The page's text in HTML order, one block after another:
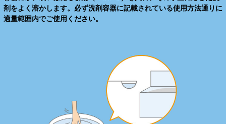
剤をよく溶かします。必ず洗剤容器に記載されている使用方法通りに
適量範囲内でご使用ください。